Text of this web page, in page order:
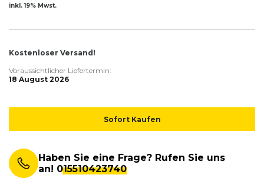
inkl. 19% Mwst.
Kostenloser Versand!
Voraussichtlicher Liefertermin:
18 August 2026
Sofort Kaufen
Haben Sie eine Frage? Rufen Sie uns
an! 015510423740